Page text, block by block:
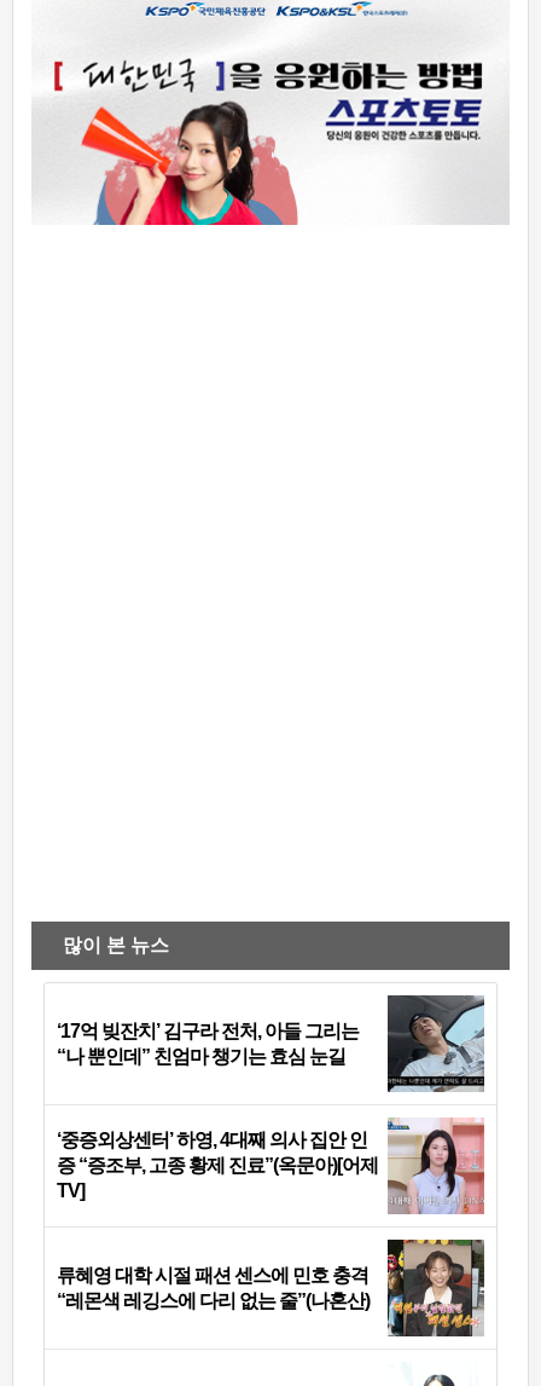
많이 본 뉴스
‘17억 빚잔치’ 김구라 전처, 아들 그리는
“나 뿐인데” 친엄마 챙기는 효심 눈길
‘중증외상센터’ 하영, 4대째 의사 집안 인
증 “증조부, 고종 황제 진료”(옥문아)[어제
TV]
류혜영 대학 시절 패션 센스에 민호 충격
“레몬색 레깅스에 다리 없는 줄”(나혼산)